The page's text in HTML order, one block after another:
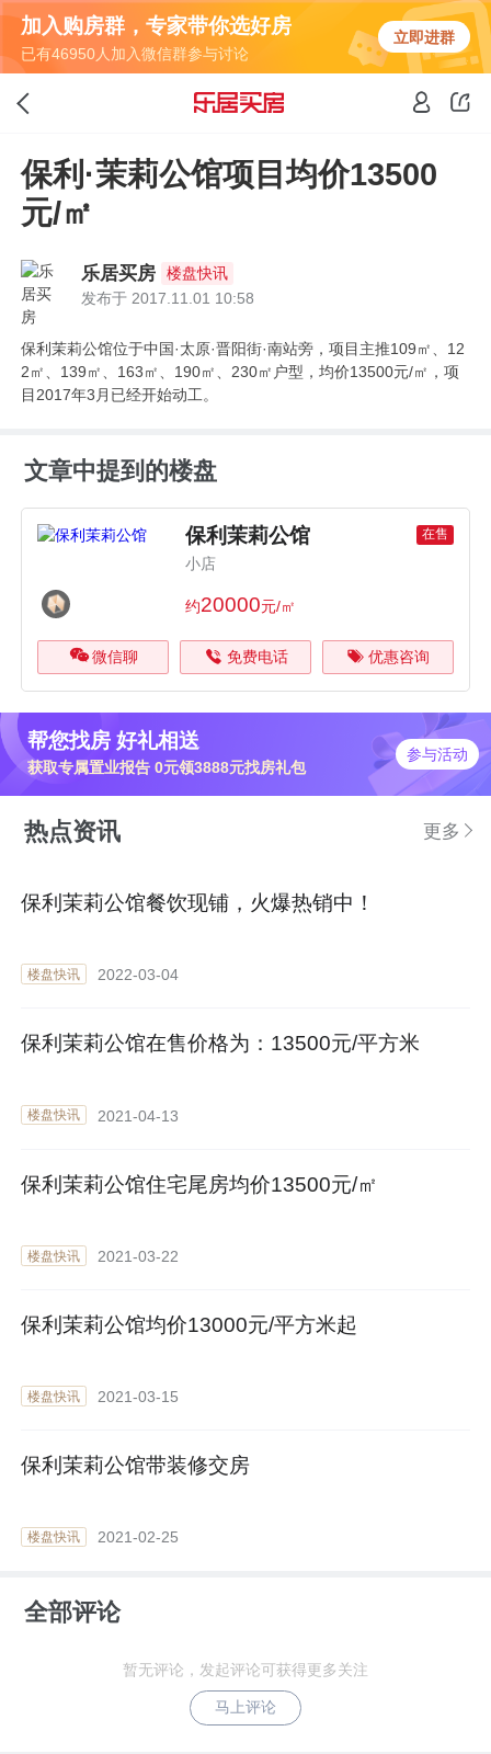
加入购房群，专家带你选好房
已有46950人加入微信群参与讨论
立即进群
保利·茉莉公馆项目均价13500
元/㎡
乐居买房
楼盘快讯
发布于 2017.11.01 10:58
保利茉莉公馆位于中国·太原·晋阳街·南站旁，项目主推109㎡、12
2㎡、139㎡、163㎡、190㎡、230㎡户型，均价13500元/㎡，项
目2017年3月已经开始动工。
文章中提到的楼盘
保利茉莉公馆 在售
小店
约20000元/㎡
微信聊 免费电话 优惠咨询
帮您找房 好礼相送
获取专属置业报告 0元领3888元找房礼包
参与活动
热点资讯 更多
保利茉莉公馆餐饮现铺，火爆热销中！
楼盘快讯 2022-03-04
保利茉莉公馆在售价格为：13500元/平方米
楼盘快讯 2021-04-13
保利茉莉公馆住宅尾房均价13500元/㎡
楼盘快讯 2021-03-22
保利茉莉公馆均价13000元/平方米起
楼盘快讯 2021-03-15
保利茉莉公馆带装修交房
楼盘快讯 2021-02-25
全部评论
暂无评论，发起评论可获得更多关注
马上评论